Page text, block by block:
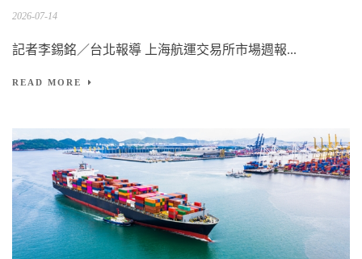
2026-07-14
記者李錫銘／台北報導 上海航運交易所市場週報...
READ MORE